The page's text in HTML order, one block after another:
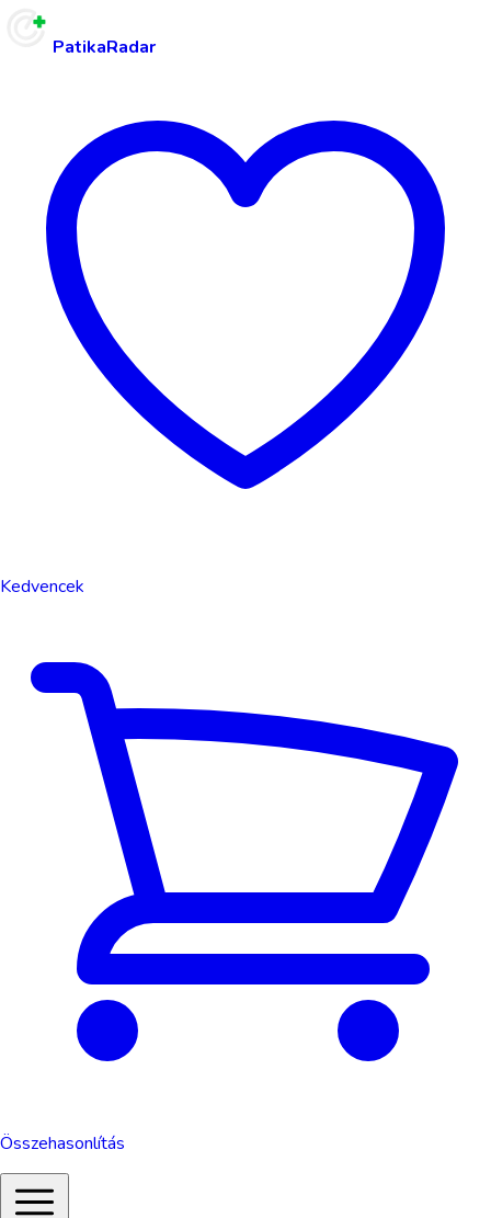
PatikaRadar
Kedvencek
Összehasonlítás